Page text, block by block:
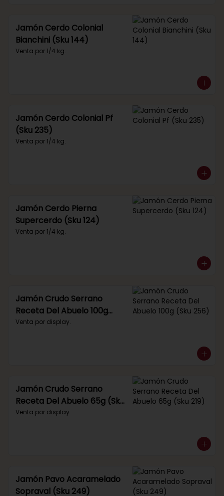
Jamón Cerdo Colonial
Bianchini (Sku 144)
Venta por 1/4 kg.
Jamón Cerdo Colonial Pf
(Sku 235)
Venta por 1/4 kg.
Jamón Cerdo Pierna
Supercerdo (Sku 124)
Venta por 1/4 kg.
Jamón Crudo Serrano
Receta Del Abuelo 100g
(Sku 256)
Venta por display.
Jamón Crudo Serrano
Receta Del Abuelo 65g (Sku
219)
Venta por display.
Jamón Pavo Acaramelado
Sopraval (Sku 249)